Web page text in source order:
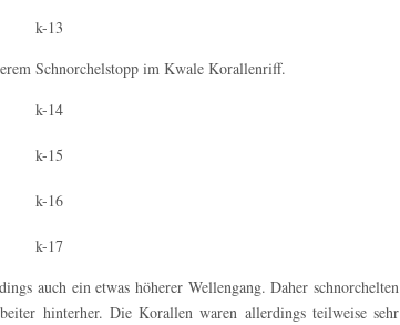
Schnorchelstopp im Kwale Korallenriff.
auch ein etwas höherer Wellengang. Daher schnorchelten
hinterher. Die Korallen waren allerdings teilweise sehr